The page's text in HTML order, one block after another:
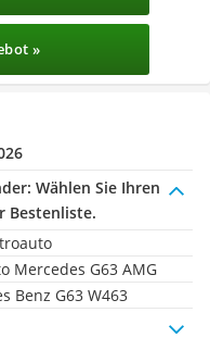
»
Wählen Sie Ihren
Bestenliste.
Mercedes G63 AMG
Benz G63 W463